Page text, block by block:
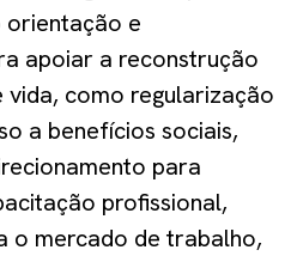
orientação e
apoiar a reconstrução
como regularização
a benefícios sociais,
para
profissional,
o mercado de trabalho,